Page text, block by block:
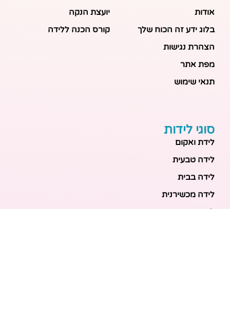
אודות
בלוג ידע זה הכוח שלך
הצהרת נגישות
מפת אתר
תנאי שימוש
יועצת הנקה
קורס הכנה ללידה
סוגי לידות
לידת ואקום
לידה טבעית
לידה בבית
לידה מכשירנית
לידה בבית